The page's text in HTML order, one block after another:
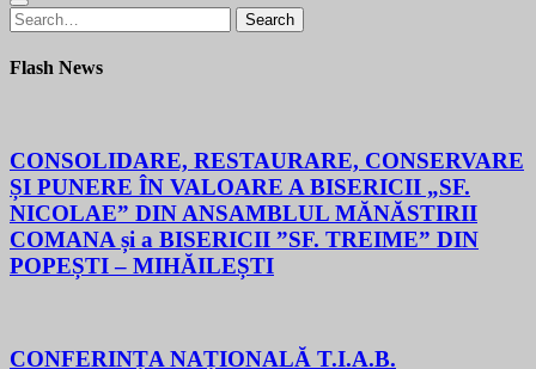
Search
for:
Search
Flash News
CONSOLIDARE, RESTAURARE, CONSERVARE
ȘI PUNERE ÎN VALOARE A BISERICII „SF.
NICOLAE” DIN ANSAMBLUL MĂNĂSTIRII
COMANA și a BISERICII ”SF. TREIME” DIN
POPEȘTI – MIHĂILEȘTI
CONFERINȚA NAȚIONALĂ T.I.A.B.